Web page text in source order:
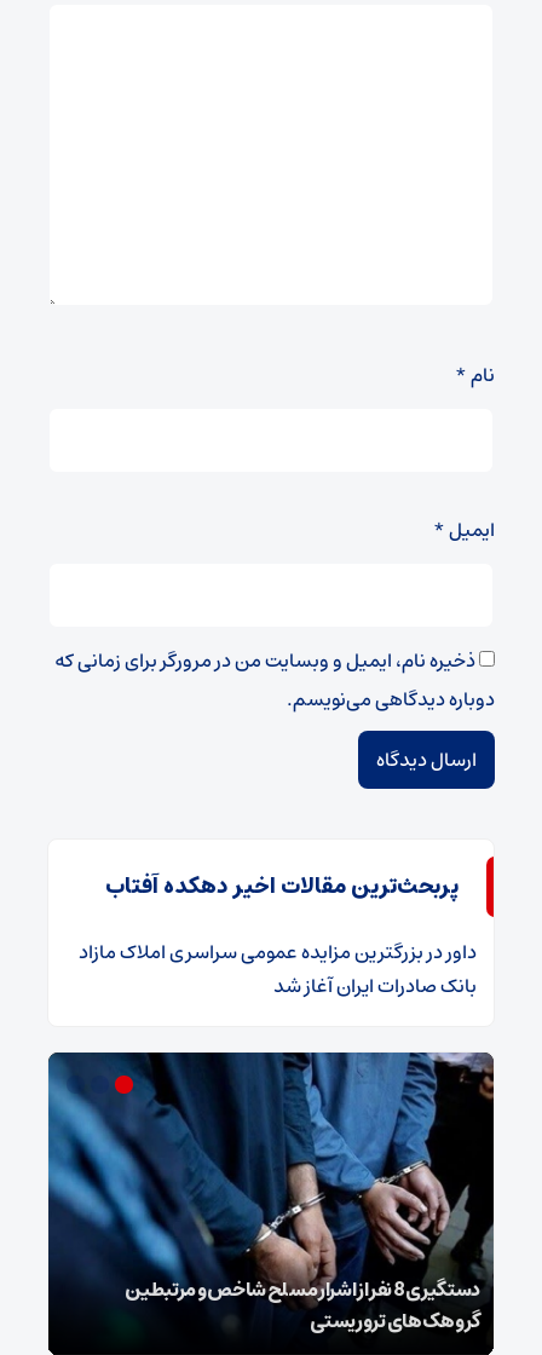
نام*
ایمیل*
ذخیره نام، ایمیل و وبسایت من در مرورگر برای زمانی که
دوباره دیدگاهی می‌نویسم.
پربحث‌ترین مقالات اخیر دهکده آفتاب
داوردر​بزرگترین مزایده عمومی سراسری املاک مازاد
بانک صادرات ایران آغاز شد
دستگیری 8 نفر از اشرار مسلح شاخص و مرتبطین
گروهک‌های تروریستی